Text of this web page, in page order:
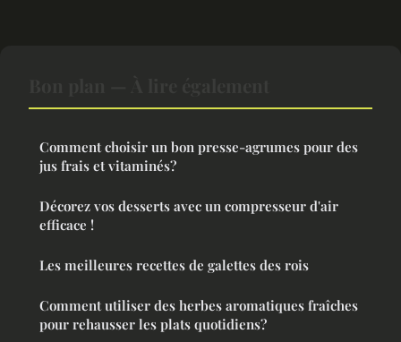
Comment choisir un bon presse-agrumes pour des
jus frais et vitaminés?
Décorez vos desserts avec un compresseur d'air
efficace !
Les meilleures recettes de galettes des rois
Comment utiliser des herbes aromatiques fraîches
pour rehausser les plats quotidiens?